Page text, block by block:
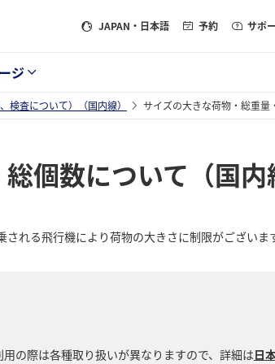
JAPAN ・日本語 予約 サポ
ジ
検査について）（国内線） サイズの大きな荷物・総重
個数について（国
れる飛行機により荷物の大きさに制限がございま
の際は各種取り扱いが異なりますので、詳細は日